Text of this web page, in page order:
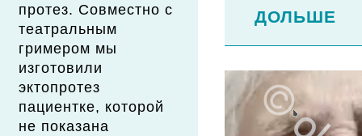
протез. Совместно с
театральным
гримером мы
изготовили
эктопротез
пациентке, которой
не показана
ДОЛЬШЕ